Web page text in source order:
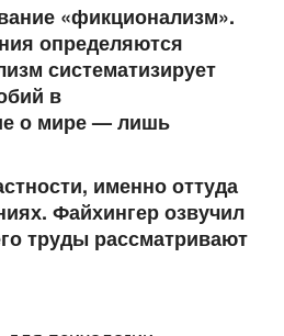
«фикционализм».
определяются
систематизирует
в
о мире — лишь
именно оттуда
Файхингер озвучил
труды рассматривают